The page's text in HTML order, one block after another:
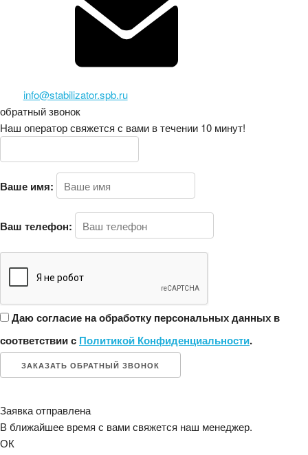
info@stabilizator.spb.ru
обратный звонок
Наш оператор свяжется с вами в течении 10 минут!
Ваше имя:
Ваш телефон:
Даю согласие на обработку персональных данных в
соответствии с Политикой Конфиденциальности.
ЗАКАЗАТЬ ОБРАТНЫЙ ЗВОНОК
Заявка отправлена
В ближайшее время с вами свяжется наш менеджер.
ОК